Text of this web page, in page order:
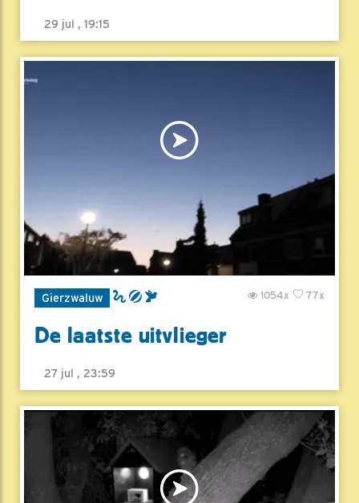
29 jul , 19:15
Gierzwaluw 77x
1054x
De laatste uitvlieger
27 jul , 23:59